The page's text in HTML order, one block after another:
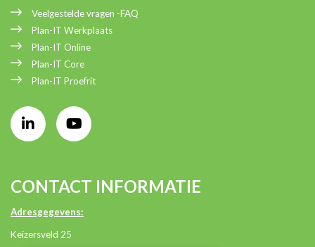
Veelgestelde vragen -FAQ
Plan-IT Werkplaats
Plan-IT Online
Plan-IT Core
Plan-IT Proefrit
CONTACT INFORMATIE
Adresgegevens:
Keizersveld 25